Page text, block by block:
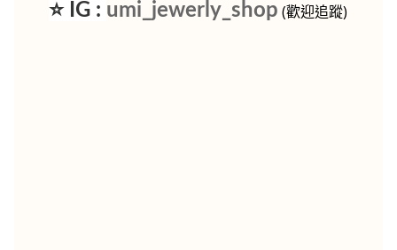
⭐ IG : umi_jewerly_shop (歡迎追蹤)